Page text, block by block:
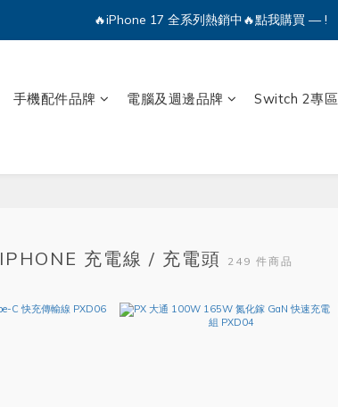
🔥iPhone 17 全系列熱銷中🔥點我購買 — !
🔥iPhone 17 全系列熱銷中🔥點我購買 — !
🔥iPhone 17 全系列熱銷中🔥點我購買 — !
手機配件品牌 電腦及週邊品牌 Switch 2專區
IPHONE 充電線 / 充電頭 249 件商品